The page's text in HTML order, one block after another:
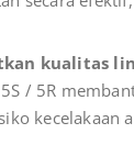
kualitas
/ 5R
kecelakaan